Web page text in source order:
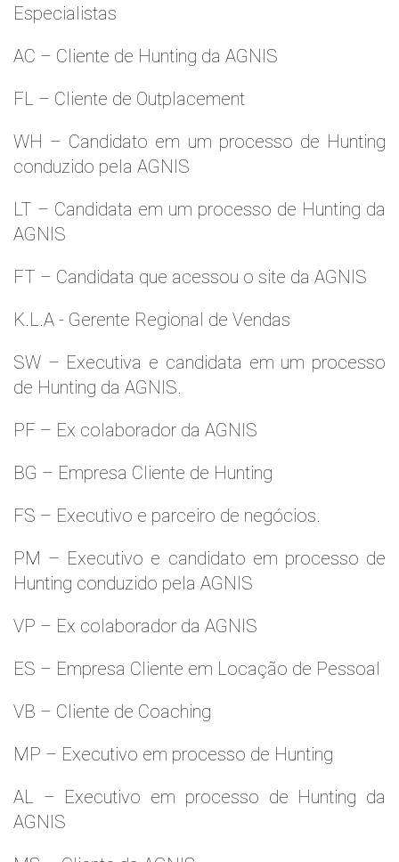
Especialistas
AC – Cliente de Hunting da AGNIS
FL – Cliente de Outplacement
WH – Candidato em um processo de Hunting
conduzido pela AGNIS
LT – Candidata em um processo de Hunting da
AGNIS
FT – Candidata que acessou o site da AGNIS
K.L.A - Gerente Regional de Vendas
SW – Executiva e candidata em um processo
de Hunting da AGNIS.
PF – Ex colaborador da AGNIS
BG – Empresa Cliente de Hunting
FS – Executivo e parceiro de negócios.
PM – Executivo e candidato em processo de
Hunting conduzido pela AGNIS
VP – Ex colaborador da AGNIS
ES – Empresa Cliente em Locação de Pessoal
VB – Cliente de Coaching
MP – Executivo em processo de Hunting
AL – Executivo em processo de Hunting da
AGNIS